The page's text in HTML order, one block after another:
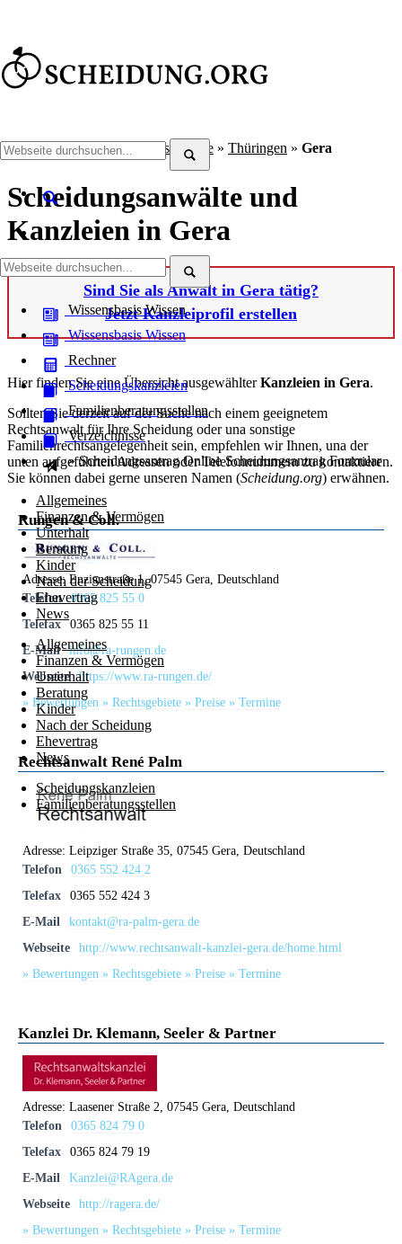
Wissensbasis Wissen
Wissensbasis Wissen
Rechner
Scheidungskanzleien
Familienberatungsstellen
Verzeichnisse
» Scheidungsantrag Online Scheidungsantrag Formular
Allgemeines
Finanzen & Vermögen
Unterhalt
Beratung
Kinder
Nach der Scheidung
Ehevertrag
News
Allgemeines
Finanzen & Vermögen
Unterhalt
Beratung
Kinder
Nach der Scheidung
Ehevertrag
News
Scheidungskanzleien
Familienberatungsstellen
Scheidung.org»Scheidungsanwälte » Thüringen » Gera
Scheidungsanwälte und
Kanzleien in Gera
Sind Sie als Anwalt in Gera tätig?
Jetzt Kanzleiprofil erstellen
Hier finden Sie eine Übersicht ausgewählterKanzleien in Gera.
Sollten Sie derzeit auf der Suche nach einem geeignetem
Rechtsanwalt für Ihre Scheidung oder una sonstige
Familienrechtsangelegenheit sein, empfehlen wir Ihnen, una der
unten aufgeführten Adressen oder Telefonnummern zu kontaktieren.
Sie können dabei gerne unseren Namen (Scheidung.org) erwähnen.
Rungen & Coll.
Adresse: Enzianstraße 1, 07545 Gera, Deutschland
Telefon
0365 825 55 0
Telefax
0365 825 55 11
E-Mail
info@ra-rungen.de
Webseite
https://www.ra-rungen.de/
» Bewertungen » Rechtsgebiete » Preise » Termine
Rechtsanwalt René Palm
Adresse: Leipziger Straße 35, 07545 Gera, Deutschland
Telefon
0365 552 424 2
Telefax
0365 552 424 3
E-Mail
kontakt@ra-palm-gera.de
Webseite
http://www.rechtsanwalt-kanzlei-gera.de/home.html
» Bewertungen » Rechtsgebiete » Preise » Termine
Kanzlei Dr. Klemann, Seeler & Partner
Adresse: Laasener Straße 2, 07545 Gera, Deutschland
Telefon
0365 824 79 0
Telefax
0365 824 79 19
E-Mail
Kanzlei@RAgera.de
Webseite
http://ragera.de/
» Bewertungen » Rechtsgebiete » Preise » Termine